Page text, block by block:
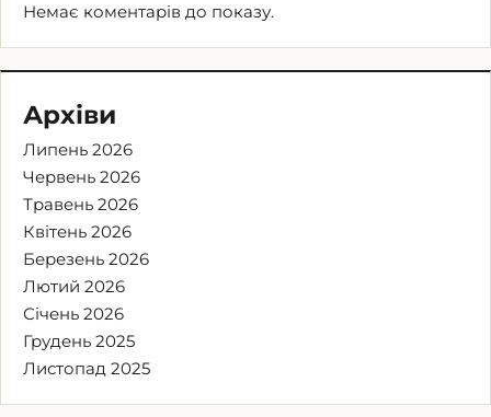
Немає коментарів до показу.
Архіви
Липень 2026
Червень 2026
Травень 2026
Квітень 2026
Березень 2026
Лютий 2026
Січень 2026
Грудень 2025
Листопад 2025